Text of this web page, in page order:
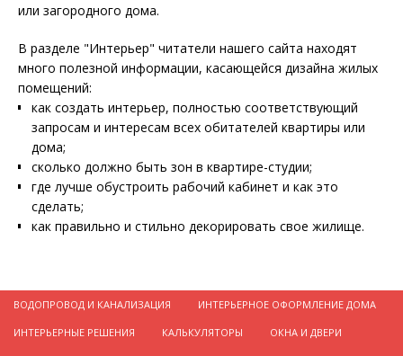
или загородного дома.
В разделе "Интерьер" читатели нашего сайта находят
много полезной информации, касающейся дизайна жилых
помещений:
как создать интерьер, полностью соответствующий
запросам и интересам всех обитателей квартиры или
дома;
сколько должно быть зон в квартире-студии;
где лучше обустроить рабочий кабинет и как это
сделать;
как правильно и стильно декорировать свое жилище.
ВОДОПРОВОД И КАНАЛИЗАЦИЯ ИНТЕРЬЕРНОЕ ОФОРМЛЕНИЕ ДОМА
ИНТЕРЬЕРНЫЕ РЕШЕНИЯ КАЛЬКУЛЯТОРЫ ОКНА И ДВЕРИ